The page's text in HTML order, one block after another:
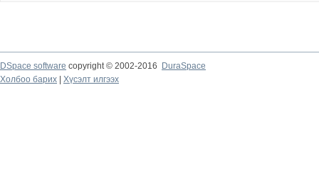
DSpace software copyright © 2002-2016
DuraSpace
Холбоо барих
Хүсэлт илгээх